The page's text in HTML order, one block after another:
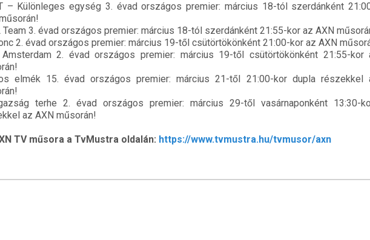
– Különleges egység 3. évad országos premier: március 18-tól szerdánként
Team 3. évad országos premier: március 18-tól szerdánként 21:55-kor az AXN
2. évad országos premier: március 19-től csütörtökönként 21:00-kor az AXN
2. évad országos premier: március 19-től csütörtökönként 21:55-kor
elmék 15. évad országos premier: március 21-től 21:00-kor dupla részekkel
terhe 2. évad országos premier: március 29-től vasárnaponként 13:30-
az AXN műsorán!
TV műsora a TvMustra oldalán: https://www.tvmustra.hu/tvmusor/axn